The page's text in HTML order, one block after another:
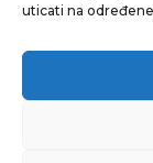
uticati na